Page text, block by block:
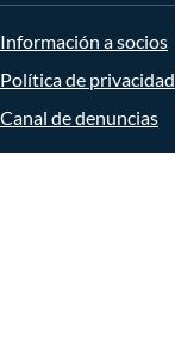
Información a socios
Política de privacidad
Canal de denuncias